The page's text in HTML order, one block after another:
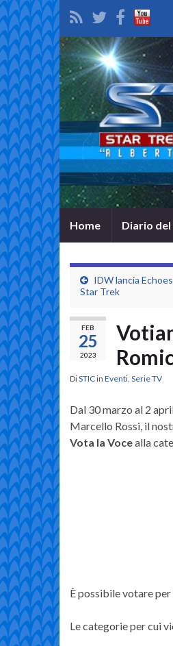
Home Diario
IDW lancia
Star Trek
FEB
25
2023
DiSTICin Eventi, Serie TV
Dal 30 marzo al 2
Marcello Rossi, il
Vota la Vocealla
È possibile votare per
Le categorie per cui